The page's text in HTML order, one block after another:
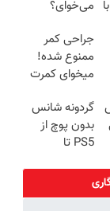
می‌خوای؟
اقساطی هم
داریم!😍 | 📍
تهران
جراحی کمر
ممنوع شده!
میخوای کمرت
درمان کنی؟
((پرسش‌نامه))
گردونه شانس
بدون پوچ از
PS5 تا
کوین 🔥